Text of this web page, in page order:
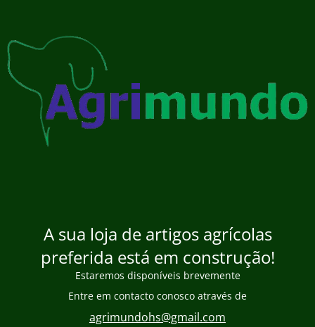
A sua loja de artigos agrícolas
preferida está em construção!
Estaremos disponíveis brevemente
Entre em contacto conosco através de
agrimundohs@gmail.com